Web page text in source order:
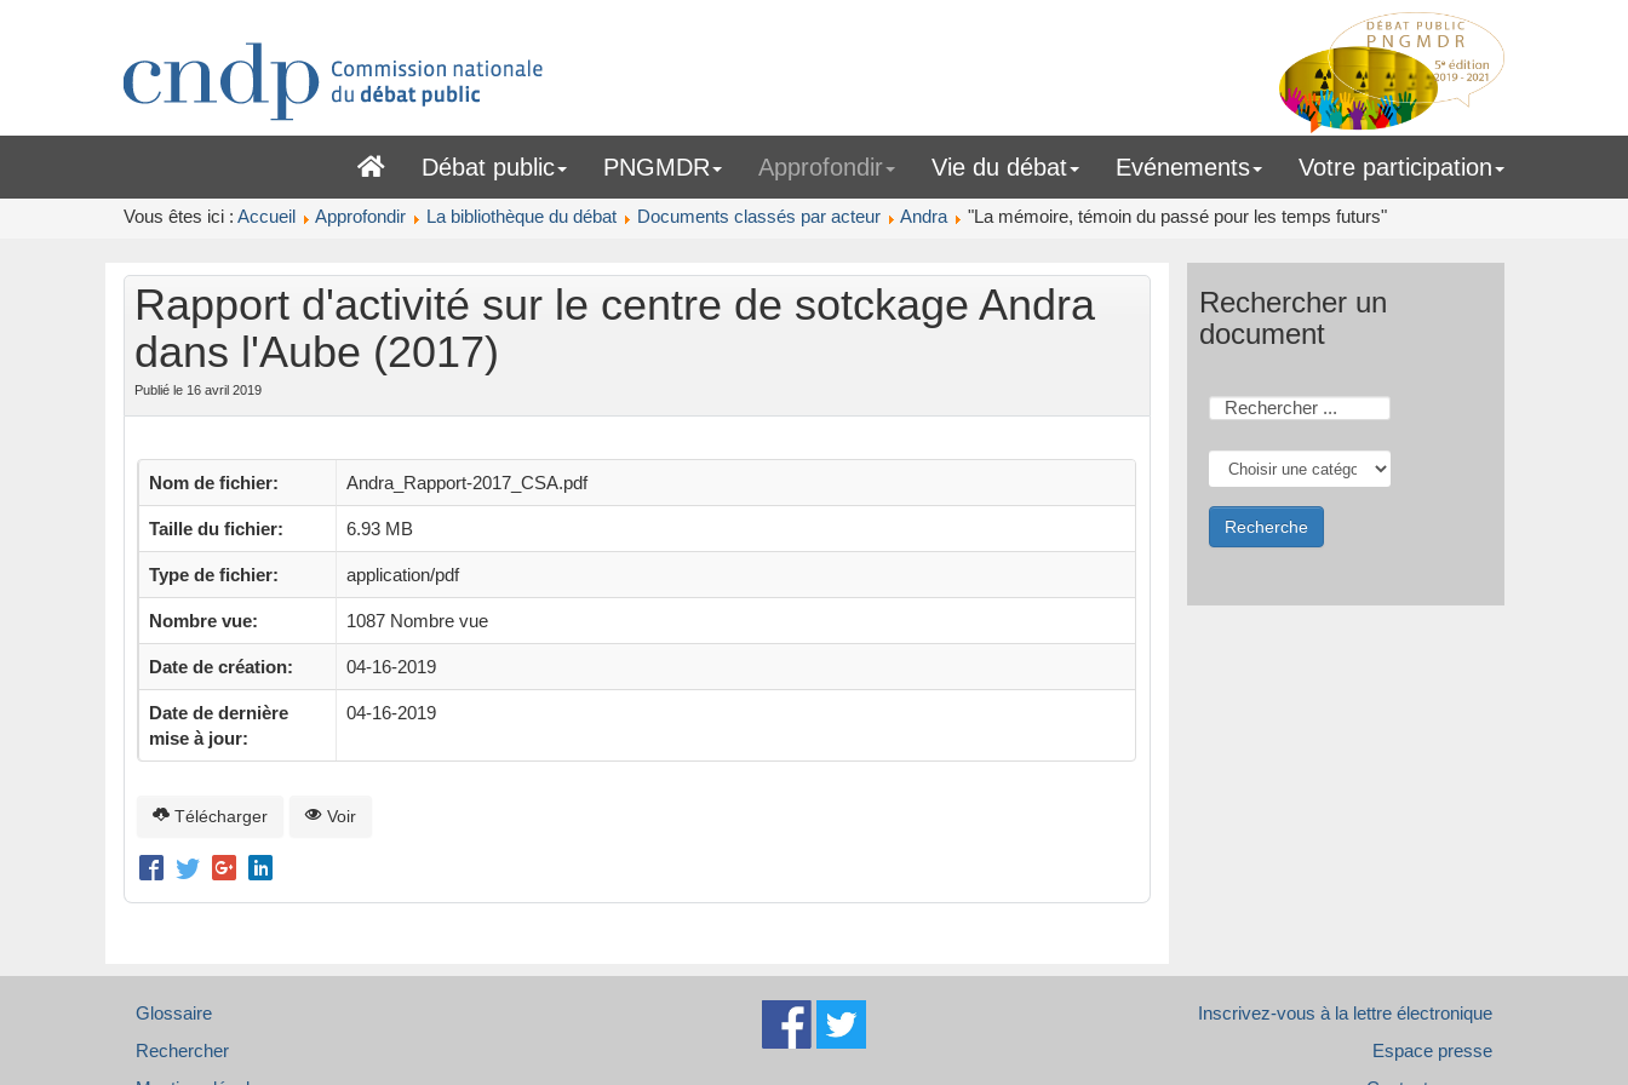
Débat public PNGMDR Approfondir Vie du débat Evénements Votre participation
Vous êtes ici : Accueil Approfondir La bibliothèque du débat Documents classés par acteur Andra "La mémoire, témoin du passé pour les temps futurs"
Rapport d'activité sur le centre de sotckage Andra
dans l'Aube (2017)
Publié le 16 avril 2019
Nom de fichier: Andra_Rapport-2017_CSA.pdf
Taille du fichier: 6.93 MB
Type de fichier: application/pdf
Nombre vue: 1087 Nombre vue
Date de création: 04-16-2019
Date de dernière
mise à jour:
04-16-2019
Télécharger Voir
Rechercher un
document
Glossaire
Rechercher
Inscrivez-vous à la lettre électronique
Espace presse